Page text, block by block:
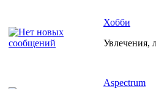
Хобби
Увлечения,
Aspectrum